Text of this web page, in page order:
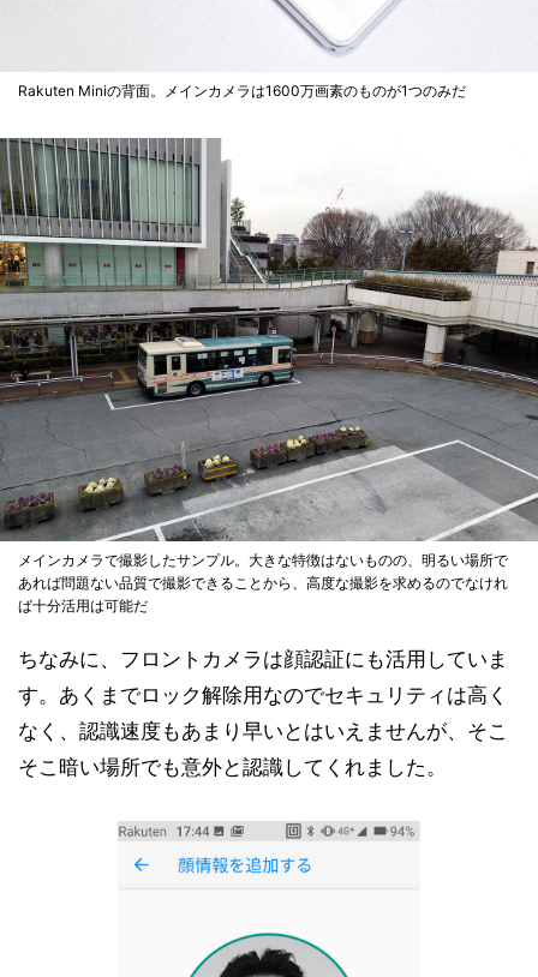
Rakuten Miniの背面。メインカメラは1600万画素のものが1つのみだ
メインカメラで撮影したサンプル。大きな特徴はないものの、明るい場所で
あれば問題ない品質で撮影できることから、高度な撮影を求めるのでなけれ
ば十分活用は可能だ
ちなみに、フロントカメラは顔認証にも活用していま
す。あくまでロック解除用なのでセキュリティは高く
なく、認識速度もあまり早いとはいえませんが、そこ
そこ暗い場所でも意外と認識してくれました。